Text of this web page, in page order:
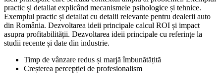
practic și detaliat explicând mecanismele psihologice și tehnice.
Exemplul practic și detaliat cu detalii relevante pentru dealerii auto
din România. Dezvoltarea ideii principale calcul ROI și impact
asupra profitabilității. Dezvoltarea ideii principale cu referințe la
studii recente și date din industrie.
Timp de vânzare redus și marjă îmbunătățită
Creșterea percepției de profesionalism